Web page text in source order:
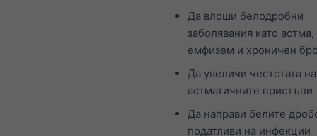
Да влоши белодробни
заболявания като астма,
емфизем и хроничен
Да увеличи честотата на
астматичните пристъпи
Да направи белите
податливи на инфекции